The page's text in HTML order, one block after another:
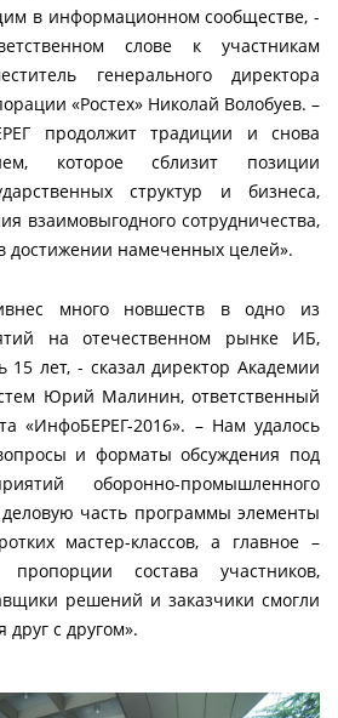
в информационном сообществе, -
слове к участникам
генерального директора
«Ростех» Николай Волобуев. –
продолжит традиции и снова
которое сблизит позиции
структур и бизнеса,
взаимовыгодного сотрудничества,
достижении намеченных целей».
много новшеств в одно из
на отечественном рынке ИБ,
15 лет, - сказал директор Академии
Юрий Малинин, ответственный
«ИнфоБЕРЕГ-2016». – Нам удалось
и форматы обсуждения под
оборонно-промышленного
часть программы элементы
мастер-классов, а главное –
состава участников,
решений и заказчики смогли
друг с другом».